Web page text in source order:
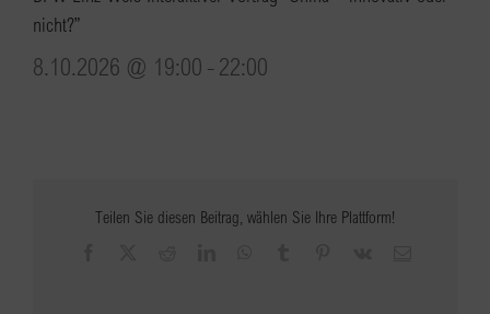
nicht?”
8.10.2026 @ 19:00 - 22:00
Teilen Sie diesen Beitrag, wählen Sie Ihre Plattform!